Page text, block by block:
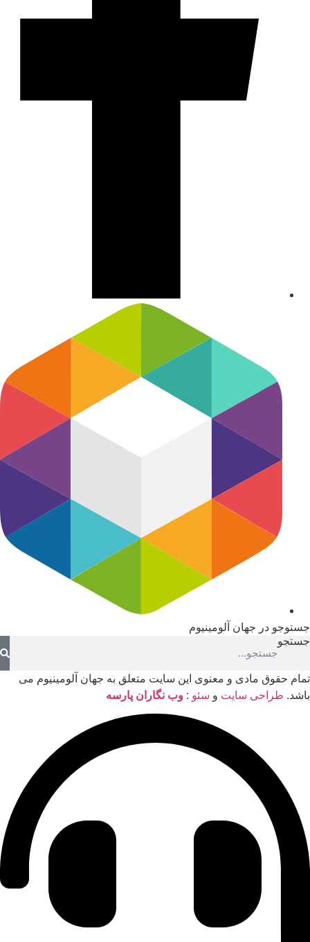
جستوجو در جهان آلومینیوم
جستجو
تمام حقوق مادی و معنوی این سایت متعلق به جهان آلومینیوم می
باشد. طراحی سایت و سئو : وب نگاران پارسه